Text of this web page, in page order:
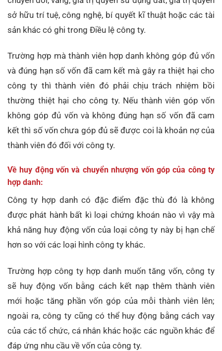
sở hữu trí tuệ, công nghệ, bí quyết kĩ thuật hoặc các tài
sản khác có ghi trong Điều lệ công ty.
Trường hợp mà thành viên hợp danh không góp đủ vốn
và đúng hạn số vốn đã cam kết mà gây ra thiệt hại cho
công ty thì thành viên đó phải chịu trách nhiệm bồi
thường thiệt hại cho công ty. Nếu thành viên góp vốn
không góp đủ vốn và không đúng hạn số vốn đã cam
kết thì số vốn chưa góp đủ sẽ được coi là khoản nợ của
thành viên đó đối với công ty.
Về huy động vốn và chuyển nhượng vốn góp của công ty
hợp danh:
Công ty hợp danh có đặc điểm đặc thù đó là không
được phát hành bất kì loại chứng khoán nào vì vậy mà
khả năng huy động vốn của loại công ty này bị hạn chế
hơn so với các loại hình công ty khác.
Trường hợp công ty hợp danh muốn tăng vốn, công ty
sẽ huy động vốn bằng cách kết nạp thêm thành viên
mới hoặc tăng phần vốn góp của mỗi thành viên lên;
ngoài ra, công ty cũng có thể huy động bằng cách vay
của các tổ chức, cá nhân khác hoặc các nguồn khác để
đáp ứng nhu cầu về vốn của công ty.